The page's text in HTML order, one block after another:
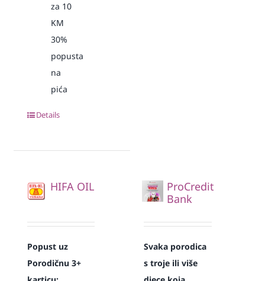
za 10
KM
30%
popusta
na
pića
Details
HIFA OIL
Popust uz
Porodičnu 3+
ProCredit
Bank
Svaka porodica
s troje ili više